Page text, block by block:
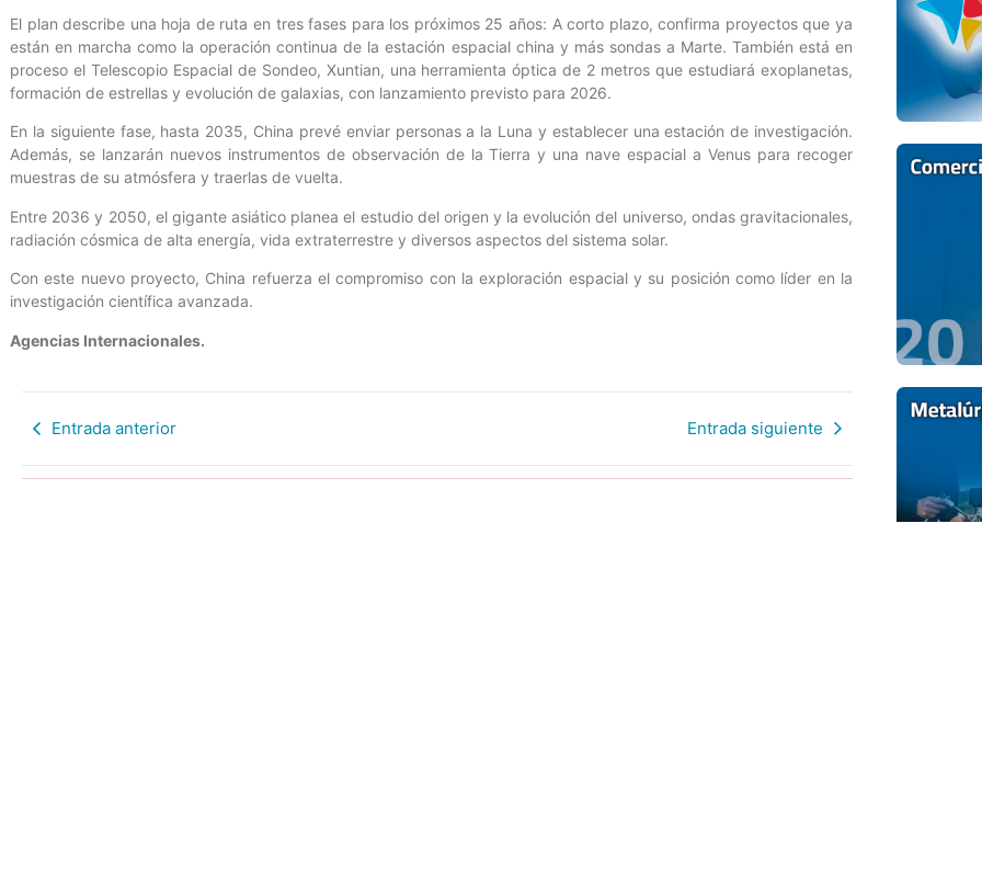
El plan describe una hoja de ruta en tres fases para los próximos 25 años: A corto plazo, confirma proyectos que ya
están en marcha como la operación continua de la estación espacial china y más sondas a Marte. También está en
proceso el Telescopio Espacial de Sondeo, Xuntian, una herramienta óptica de 2 metros que estudiará exoplanetas,
formación de estrellas y evolución de galaxias, con lanzamiento previsto para 2026.
En la siguiente fase, hasta 2035, China prevé enviar personas a la Luna y establecer una estación de investigación.
Además, se lanzarán nuevos instrumentos de observación de la Tierra y una nave espacial a Venus para recoger
muestras de su atmósfera y traerlas de vuelta.
Entre 2036 y 2050, el gigante asiático planea el estudio del origen y la evolución del universo, ondas gravitacionales,
radiación cósmica de alta energía, vida extraterrestre y diversos aspectos del sistema solar.
Con este nuevo proyecto, China refuerza el compromiso con la exploración espacial y su posición como líder en la
investigación científica avanzada.
Agencias Internacionales.
Entrada anterior Entrada siguiente